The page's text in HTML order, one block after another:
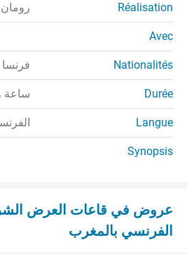
Réalisation رومان
Avec
Nationalités فرنسا
Durée ساعة و32
Langue
Synopsis
عروض في قاعات العرض
الفرنسي بالمغرب